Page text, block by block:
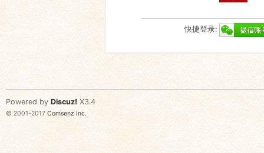
快捷登录:
Powered by Discuz! X3.4
© 2001-2017 Comsenz Inc.